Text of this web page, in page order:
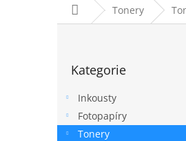
Domů Tonery
n
kategorie
Kategorie
Inkousty
Fotopapíry
Tonery